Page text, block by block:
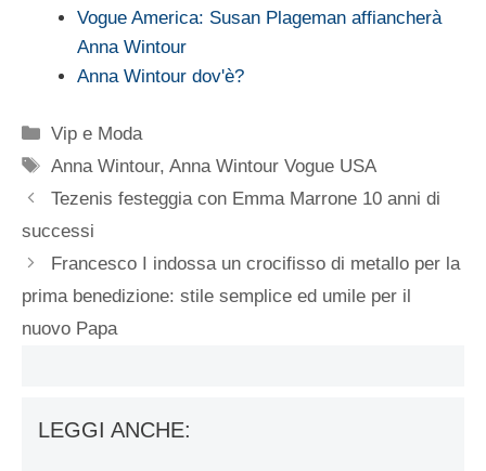
Vogue America: Susan Plageman affiancherà
Anna Wintour
Anna Wintour dov'è?
Categorie
Vip e Moda
Tag
Anna Wintour,Anna Wintour Vogue USA
Tezenis festeggia con Emma Marrone 10 anni di
successi
Francesco I indossa un crocifisso di metallo per la
prima benedizione: stile semplice ed umile per il
nuovo Papa
LEGGI ANCHE: